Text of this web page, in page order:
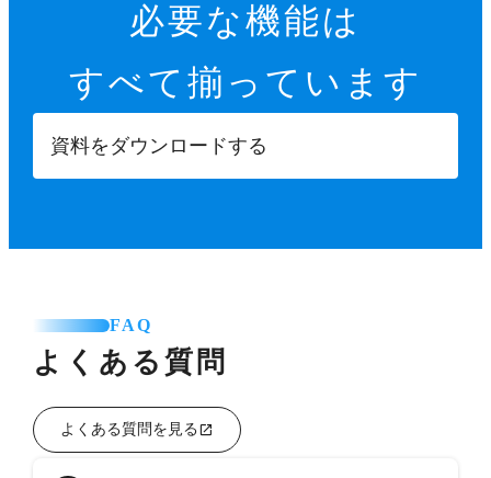
必要な機能は
すべて揃っています
資料をダウンロードする
FAQ
よくある質問
よくある質問を見る